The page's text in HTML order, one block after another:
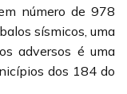
número de 978
sísmicos, uma
adversos é uma
dos 184 do